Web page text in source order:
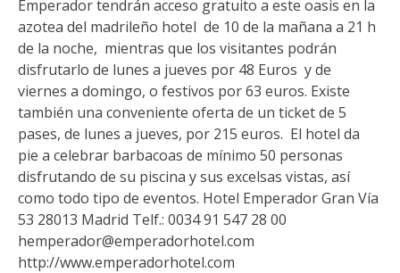
Emperador tendrán acceso gratuito a este oasis en la
azotea del madrileño hotel de 10 de la mañana a 21 h
de la noche, mientras que los visitantes podrán
disfrutarlo de lunes a jueves por 48 Euros y de
viernes a domingo, o festivos por 63 euros. Existe
también una conveniente oferta de un ticket de 5
pases, de lunes a jueves, por 215 euros. El hotel da
pie a celebrar barbacoas de mínimo 50 personas
disfrutando de su piscina y sus excelsas vistas, así
como todo tipo de eventos. Hotel Emperador Gran Vía
53 28013 Madrid Telf.: 0034 91 547 28 00
hemperador@emperadorhotel.com
http://www.emperadorhotel.com